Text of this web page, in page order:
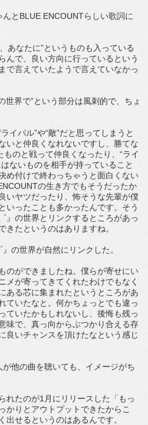
とBLUE ENCOUNTらしい歌詞に
あなたに”というものも入っている
んで、良い方向に行っているという
で言えていたようで言えていなかっ
世界で”という部分は風刺的で、ちょ
イバル”や“敵”だと思ってしまうと
いと仲良くなれないですし、勝てな
ものと戦って仲良くなったり、“ライ
ないものを相手が持っていること
め付けで終わっちゃうと面白くない
の生き方でもそうだったか
いヤツだったり、怖そうな先輩が僕
いったことも多かったんです。そう
』の世界とリンクするところがあっ
きたというのはありますね。
の世界が自然にリンクした。
のができましたね。僕らが寄せにい
メが寄ってきてくれたわけでもなく
ある芯に集まれたというところがあ
ていたなと。何かちょっとでも違っ
ていたかもしれないし、後悔も残っ
味で、真っ向からぶつかり合える存
良いチャンスを頂けたなという感じ
他の曲を聴いても、イメージがち
れたのが1月にリリースした「もっ
かりとアウトプットできたからこ
出せるというのはあるんです。